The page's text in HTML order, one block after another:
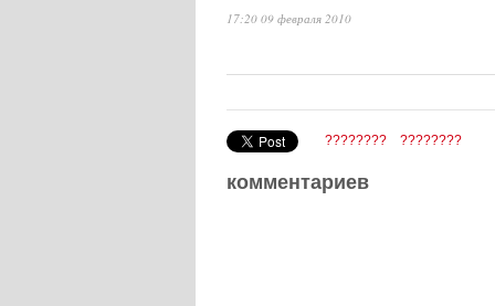
17:20 09 февраля 2010
???????? ????????
комментариев